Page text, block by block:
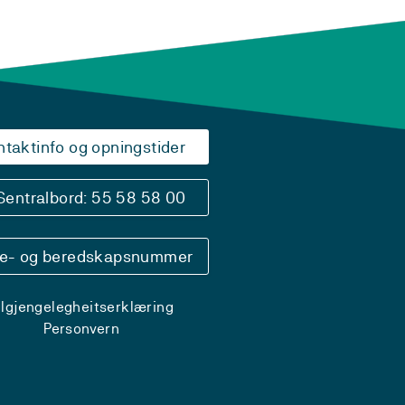
og opningstider
55 58 58 00
og beredskapsnummer
Personvern